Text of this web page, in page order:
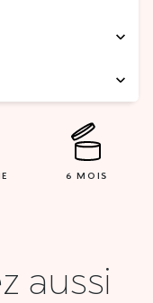
6 MOIS
aussi